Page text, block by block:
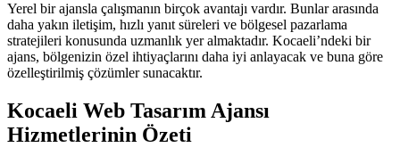
Yerel bir ajansla çalışmanın birçok avantajı vardır. Bunlar arasında
daha yakın iletişim, hızlı yanıt süreleri ve bölgesel pazarlama
stratejileri konusunda uzmanlık yer almaktadır. Kocaeli’ndeki bir
ajans, bölgenizin özel ihtiyaçlarını daha iyi anlayacak ve buna göre
özelleştirilmiş çözümler sunacaktır.
Kocaeli Web Tasarım Ajansı
Hizmetlerinin Özeti